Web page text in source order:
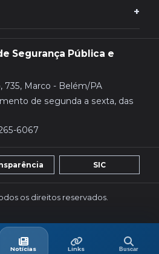
NotíciasÚltimas LinksLinks BuscarBuscar
Segurança Pública e
735, Marco - Belém/PA
de segunda a sexta, das
6067
SIC
os direitos reservados.